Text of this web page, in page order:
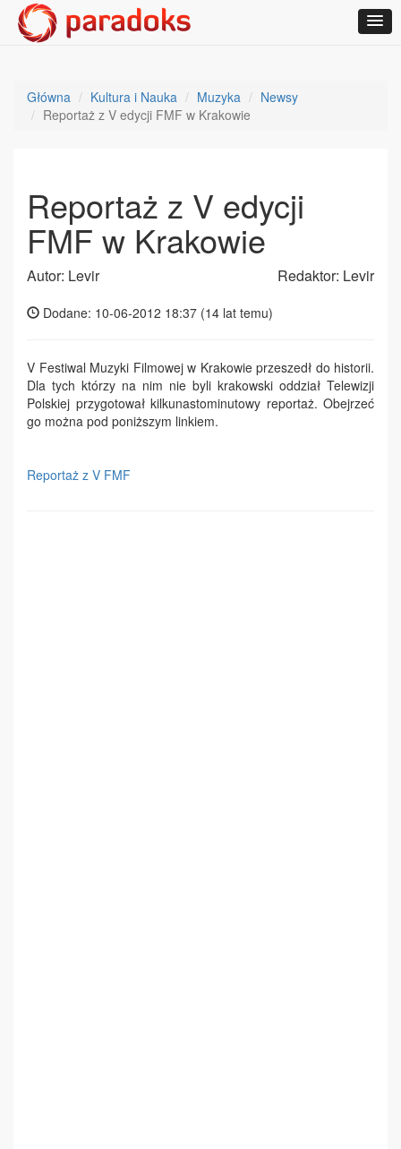
Główna Kultura i Nauka Muzyka
Newsy
Reportaż z V edycji FMF w Krakowie
Reportaż z V edycji
FMF w Krakowie
Autor: Levir Redaktor: Levir
Dodane: 10-06-2012 18:37 (14 lat temu)
V Festiwal Muzyki Filmowej w Krakowie przeszedł do historii.
Dla tych którzy na nim nie byli krakowski oddział Telewizji
Polskiej przygotował kilkunastominutowy reportaż. Obejrzeć
go można pod poniższym linkiem.
Reportaż z V FMF